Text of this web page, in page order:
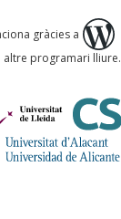
gràcies a
altre programari lliure.